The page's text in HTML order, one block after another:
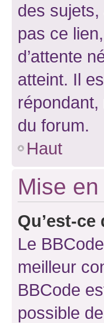
des
pas ce
d’attente
atteint. Il
du forum.
Haut
Mise
Qu’est-
Le
meilleur
BBCode
possible